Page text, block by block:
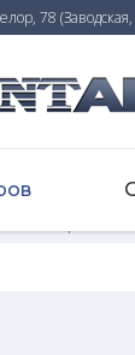
78